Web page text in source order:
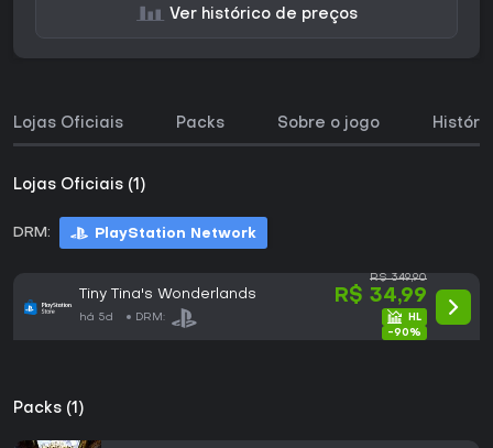
Ver histórico de preços
Lojas Oficiais Packs Sobre o jogo
Lojas Oficiais (1)
DRM: PlayStation Network
Tiny Tina's Wonderlands
há 5d DRM:
R$ 349,90
R$ 34,99
-90%
Packs (1)